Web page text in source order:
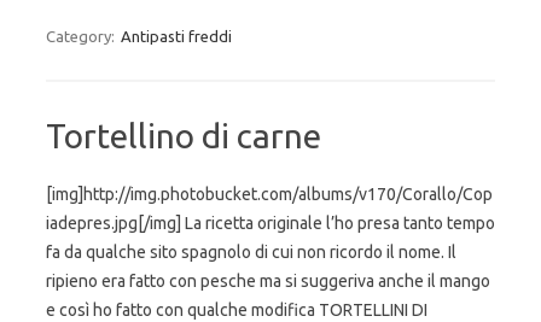
Category: Antipasti freddi
Tortellino di carne
[img]http://img.photobucket.com/albums/v170/Corallo/Cop
iadepres.jpg[/img] La ricetta originale l’ho presa tanto tempo
fa da qualche sito spagnolo di cui non ricordo il nome. Il
ripieno era fatto con pesche ma si suggeriva anche il mango
e così ho fatto con qualche modifica TORTELLINI DI